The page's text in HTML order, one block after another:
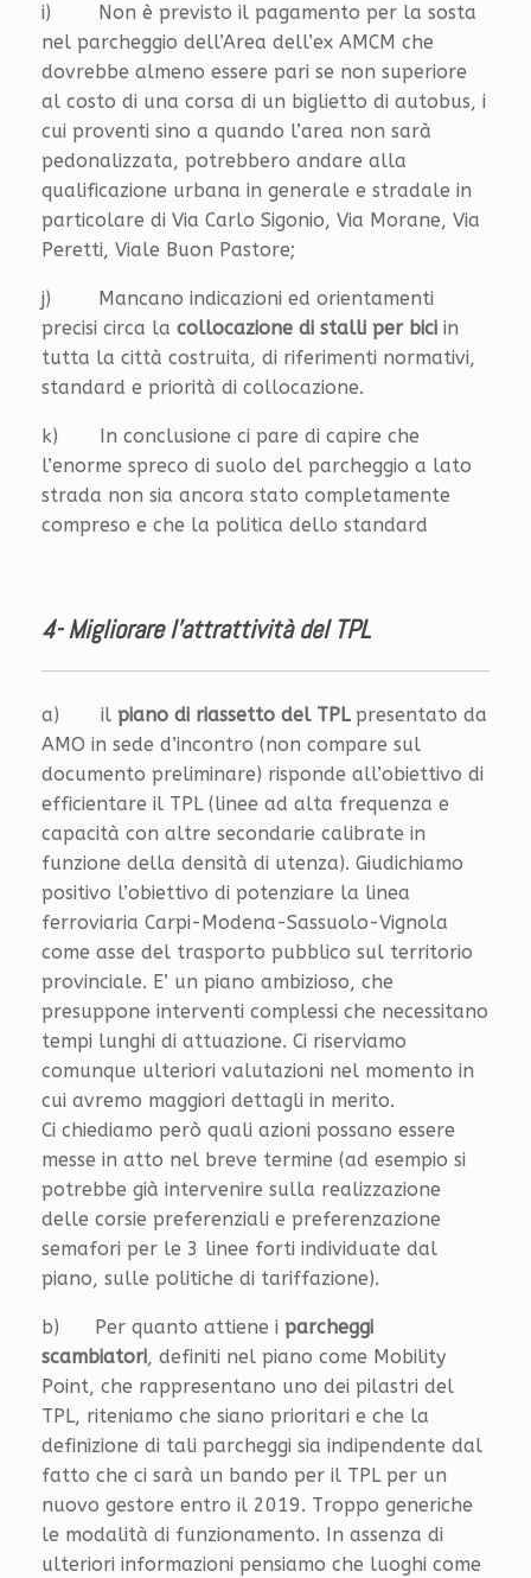
i) Non è previsto il pagamento per la sosta
nel parcheggio dell’Area dell’ex AMCM che
dovrebbe almeno essere pari se non superiore
al costo di una corsa di un biglietto di autobus, i
cui proventi sino a quando l’area non sarà
pedonalizzata, potrebbero andare alla
qualificazione urbana in generale e stradale in
particolare di Via Carlo Sigonio, Via Morane, Via
Peretti, Viale Buon Pastore;
j) Mancano indicazioni ed orientamenti
precisi circa la collocazione di stalli per bici in
tutta la città costruita, di riferimenti normativi,
standard e priorità di collocazione.
k) In conclusione ci pare di capire che
l’enorme spreco di suolo del parcheggio a lato
strada non sia ancora stato completamente
compreso e che la politica dello standard
4- Migliorare l’attrattività del TPL
a) il piano di riassetto del TPLpresentato da
AMO in sede d’incontro (non compare sul
documento preliminare) risponde all’obiettivo di
efficientare il TPL (linee ad alta frequenza e
capacità con altre secondarie calibrate in
funzione della densità di utenza). Giudichiamo
positivo l’obiettivo di potenziare la linea
ferroviaria Carpi-Modena-Sassuolo-Vignola
come asse del trasporto pubblico sul territorio
provinciale. E’ un piano ambizioso, che
presuppone interventi complessi che necessitano
tempi lunghi di attuazione. Ci riserviamo
comunque ulteriori valutazioni nel momento in
cui avremo maggiori dettagli in merito.
Ci chiediamo però quali azioni possano essere
messe in atto nel breve termine (ad esempio si
potrebbe già intervenire sulla realizzazione
delle corsie preferenziali e preferenzazione
semafori per le 3 linee forti individuate dal
piano, sulle politiche di tariffazione).
b) Per quanto attiene i parcheggi
scambiatori, definiti nel piano come Mobility
Point, che rappresentano uno dei pilastri del
TPL, riteniamo che siano prioritari e che la
definizione di tali parcheggi sia indipendente dal
fatto che ci sarà un bando per il TPL per un
nuovo gestore entro il 2019. Troppo generiche
le modalità di funzionamento. In assenza di
ulteriori informazioni pensiamo che luoghi come